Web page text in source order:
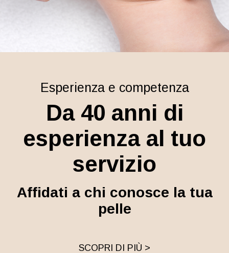
Esperienza e competenza
Da 40 anni di
esperienza al tuo
servizio
Affidati a chi conosce la tua
pelle
SCOPRI DI PIÙ >